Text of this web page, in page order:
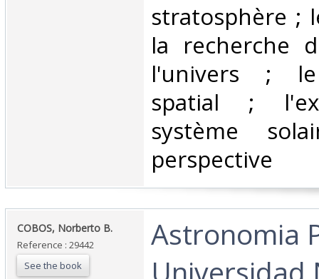
stratosphère ;
la recherche
l'univers ; le
spatial ;
système
perspective‎
‎COBOS, Norberto B.‎
Reference : 29442
See the book
‎Astronomia